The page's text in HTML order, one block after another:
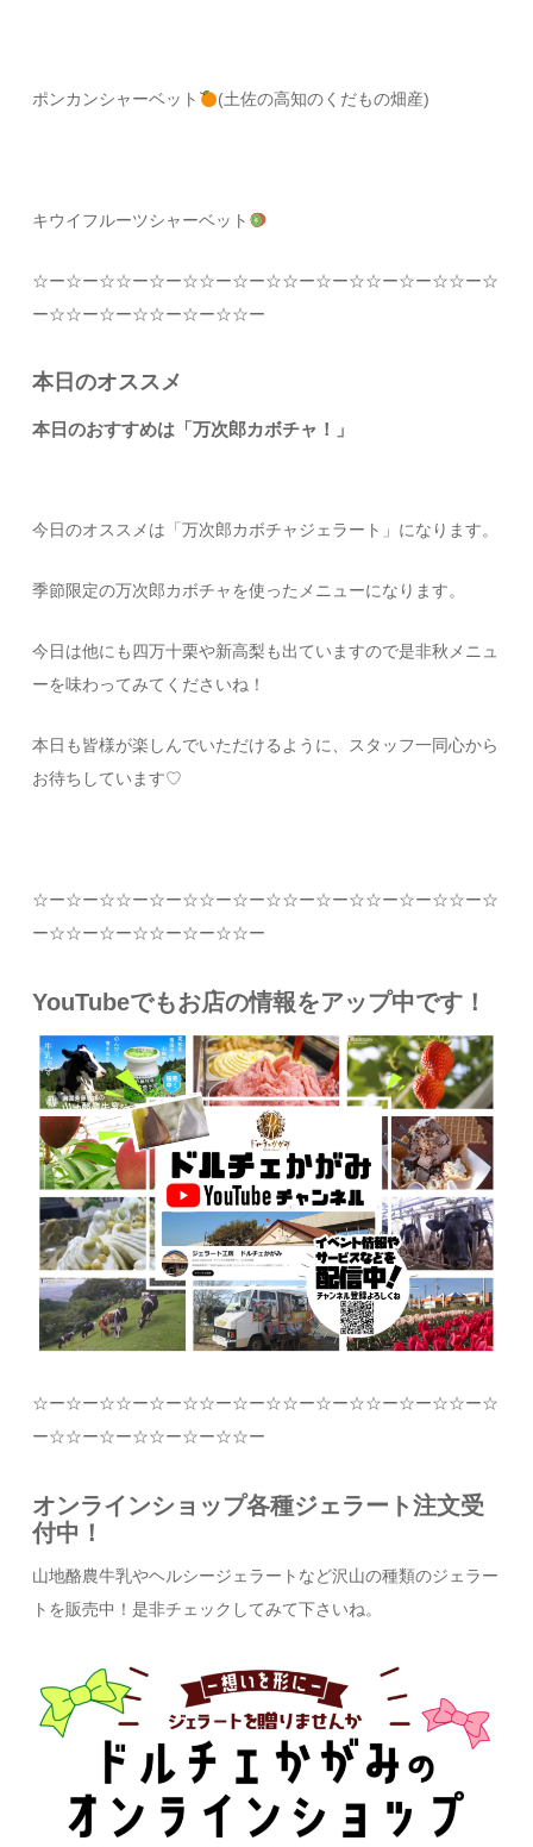
ポンカンシャーベット (土佐の高知のくだもの畑産)
キウイフルーツシャーベット
☆ー☆ー☆☆ー☆ー☆☆ー☆ー☆☆ー☆ー☆☆ー☆ー☆☆ー☆
ー☆☆ー☆ー☆☆ー☆ー☆☆ー
本日のオススメ
本日のおすすめは「万次郎カボチャ！」
今日のオススメは「万次郎カボチャジェラート」になります。
季節限定の万次郎カボチャを使ったメニューになります。
今日は他にも四万十栗や新高梨も出ていますので是非秋メニュ
ーを味わってみてくださいね！
本日も皆様が楽しんでいただけるように、スタッフ一同心から
お待ちしています♡
☆ー☆ー☆☆ー☆ー☆☆ー☆ー☆☆ー☆ー☆☆ー☆ー☆☆ー☆
ー☆☆ー☆ー☆☆ー☆ー☆☆ー
YouTubeでもお店の情報をアップ中です！
☆ー☆ー☆☆ー☆ー☆☆ー☆ー☆☆ー☆ー☆☆ー☆ー☆☆ー☆
ー☆☆ー☆ー☆☆ー☆ー☆☆ー
オンラインショップ各種ジェラート注文受
付中！
山地酪農牛乳やヘルシージェラートなど沢山の種類のジェラー
トを販売中！是非チェックしてみて下さいね。